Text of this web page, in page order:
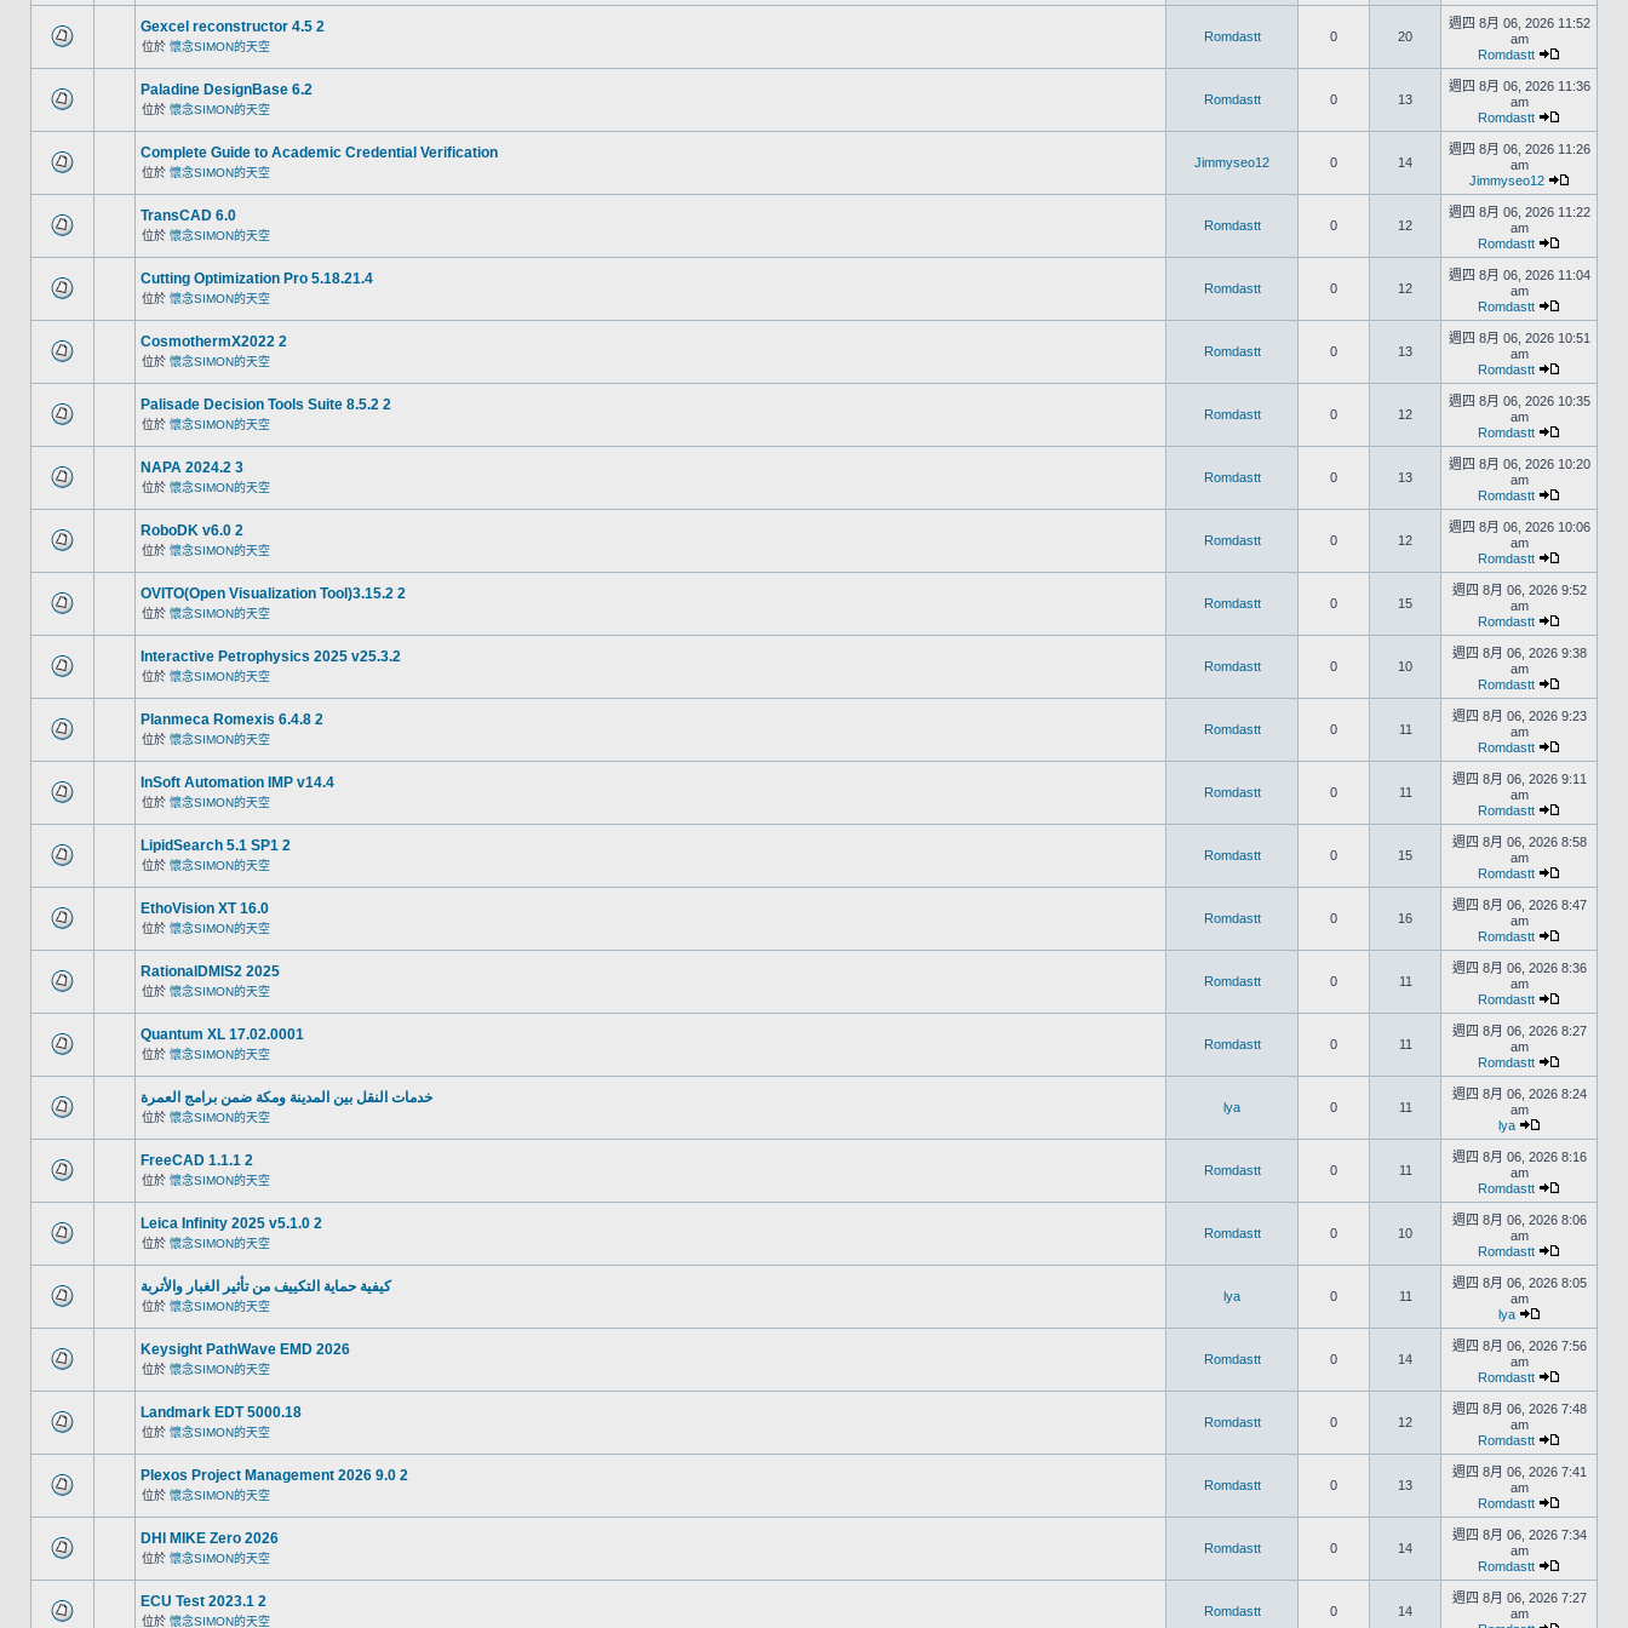
Gexcel reconstructor 4.5 2
位於 懷念SIMON的天空
Romdastt 0 20
週四 8月 06, 2026 11:52
am
Romdastt
Paladine DesignBase 6.2
位於 懷念SIMON的天空
Romdastt 0 13
週四 8月 06, 2026 11:36
am
Romdastt
Complete Guide to Academic Credential Verification
位於 懷念SIMON的天空
Jimmyseo12 0 14
週四 8月 06, 2026 11:26
am
Jimmyseo12
TransCAD 6.0
位於 懷念SIMON的天空
Romdastt 0 12
週四 8月 06, 2026 11:22
am
Romdastt
Cutting Optimization Pro 5.18.21.4
位於 懷念SIMON的天空
Romdastt 0 12
週四 8月 06, 2026 11:04
am
Romdastt
CosmothermX2022 2
位於 懷念SIMON的天空
Romdastt 0 13
週四 8月 06, 2026 10:51
am
Romdastt
Palisade Decision Tools Suite 8.5.2 2
位於 懷念SIMON的天空
Romdastt 0 12
週四 8月 06, 2026 10:35
am
Romdastt
NAPA 2024.2 3
位於 懷念SIMON的天空
Romdastt 0 13
週四 8月 06, 2026 10:20
am
Romdastt
RoboDK v6.0 2
位於 懷念SIMON的天空
Romdastt 0 12
週四 8月 06, 2026 10:06
am
Romdastt
OVITO(Open Visualization Tool)3.15.2 2
位於 懷念SIMON的天空
Romdastt 0 15
週四 8月 06, 2026 9:52
am
Romdastt
Interactive Petrophysics 2025 v25.3.2
位於 懷念SIMON的天空
Romdastt 0 10
週四 8月 06, 2026 9:38
am
Romdastt
Planmeca Romexis 6.4.8 2
位於 懷念SIMON的天空
Romdastt 0 11
週四 8月 06, 2026 9:23
am
Romdastt
InSoft Automation IMP v14.4
位於 懷念SIMON的天空
Romdastt 0 11
週四 8月 06, 2026 9:11
am
Romdastt
LipidSearch 5.1 SP1 2
位於 懷念SIMON的天空
Romdastt 0 15
週四 8月 06, 2026 8:58
am
Romdastt
EthoVision XT 16.0
位於 懷念SIMON的天空
Romdastt 0 16
週四 8月 06, 2026 8:47
am
Romdastt
RationalDMIS2 2025
位於 懷念SIMON的天空
Romdastt 0 11
週四 8月 06, 2026 8:36
am
Romdastt
Quantum XL 17.02.0001
位於 懷念SIMON的天空
Romdastt 0 11
週四 8月 06, 2026 8:27
am
Romdastt
خدمات النقل بين المدينة ومكة ضمن برامج العمرة
位於 懷念SIMON的天空
lya 0 11
週四 8月 06, 2026 8:24
am
lya
FreeCAD 1.1.1 2
位於 懷念SIMON的天空
Romdastt 0 11
週四 8月 06, 2026 8:16
am
Romdastt
Leica Infinity 2025 v5.1.0 2
位於 懷念SIMON的天空
Romdastt 0 10
週四 8月 06, 2026 8:06
am
Romdastt
كيفية حماية التكييف من تأثير الغبار والأتربة
位於 懷念SIMON的天空
lya 0 11
週四 8月 06, 2026 8:05
am
lya
Keysight PathWave EMD 2026
位於 懷念SIMON的天空
Romdastt 0 14
週四 8月 06, 2026 7:56
am
Romdastt
Landmark EDT 5000.18
位於 懷念SIMON的天空
Romdastt 0 12
週四 8月 06, 2026 7:48
am
Romdastt
Plexos Project Management 2026 9.0 2
位於 懷念SIMON的天空
Romdastt 0 13
週四 8月 06, 2026 7:41
am
Romdastt
DHI MIKE Zero 2026
位於 懷念SIMON的天空
Romdastt 0 14
週四 8月 06, 2026 7:34
am
Romdastt
ECU Test 2023.1 2
位於 懷念SIMON的天空
Romdastt 0 14
週四 8月 06, 2026 7:27
am